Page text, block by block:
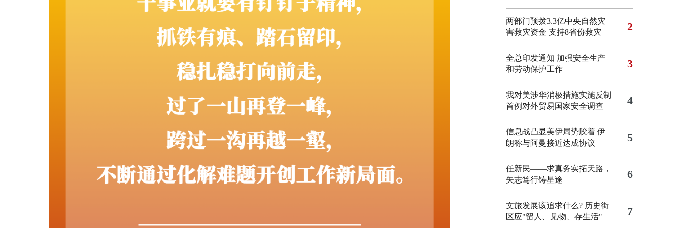
两部门预拨3.3亿中央自然灾
害救灾资金 支持8省份救灾
2
全总印发通知 加强安全生产
和劳动保护工作
3
我对美涉华消极措施实施反制
首例对外贸易国家安全调查
4
信息战凸显美伊局势胶着 伊
朗称与阿曼接近达成协议
5
任新民——求真务实拓天路，
矢志笃行铸星途
6
文旅发展该追求什么? 历史街
区应"留人、见物、存生活"
7